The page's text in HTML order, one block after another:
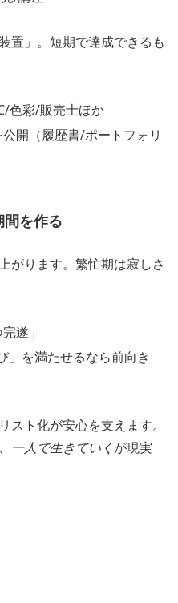
置」。短期で達成できるも
色彩/販売士ほか
開（履歴書/ポートフォリ
を作る
がります。繁忙期は寂しさ
遂」
」を満たせるなら前向き
スト化が安心を支えます。
一人で生きていくが現実